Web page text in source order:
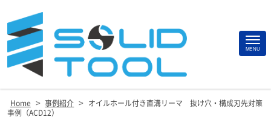
MENU
Home > 事例紹介 >
オイルホール付き直溝リーマ 抜け穴・構成刃先対策
事例（ACD12）
Site
Footer